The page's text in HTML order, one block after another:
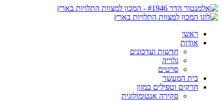
ראשי
אודות
חדשות ועדכונים
גלריה
סרטים
בית המעשר
חרקים וטפילים במזון
סקירה אנטומולוגית